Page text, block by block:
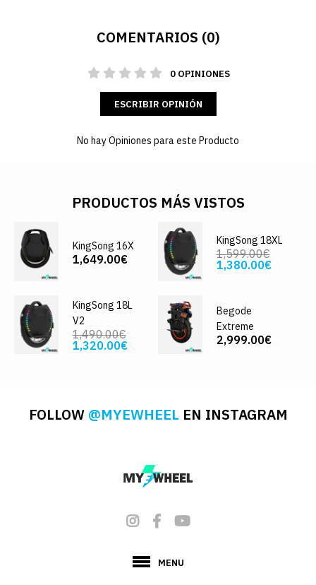
COMENTARIOS (0)
0 OPINIONES
ESCRIBIR OPINIÓN
No hay Opiniones para este Producto
PRODUCTOS MÁS VISTOS
KingSong 16X
1,649.00€
KingSong 18XL
1,599.00€
1,380.00€
KingSong 18L
V2
1,490.00€
1,320.00€
Begode
Extreme
2,999.00€
FOLLOW @MYEWHEEL EN INSTAGRAM
MENU